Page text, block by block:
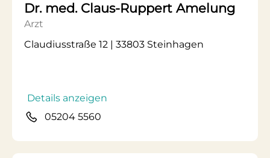
Dr. med. Claus-Ruppert Amelung
Arzt
Claudiusstraße 12 | 33803 Steinhagen
Details anzeigen
05204 5560